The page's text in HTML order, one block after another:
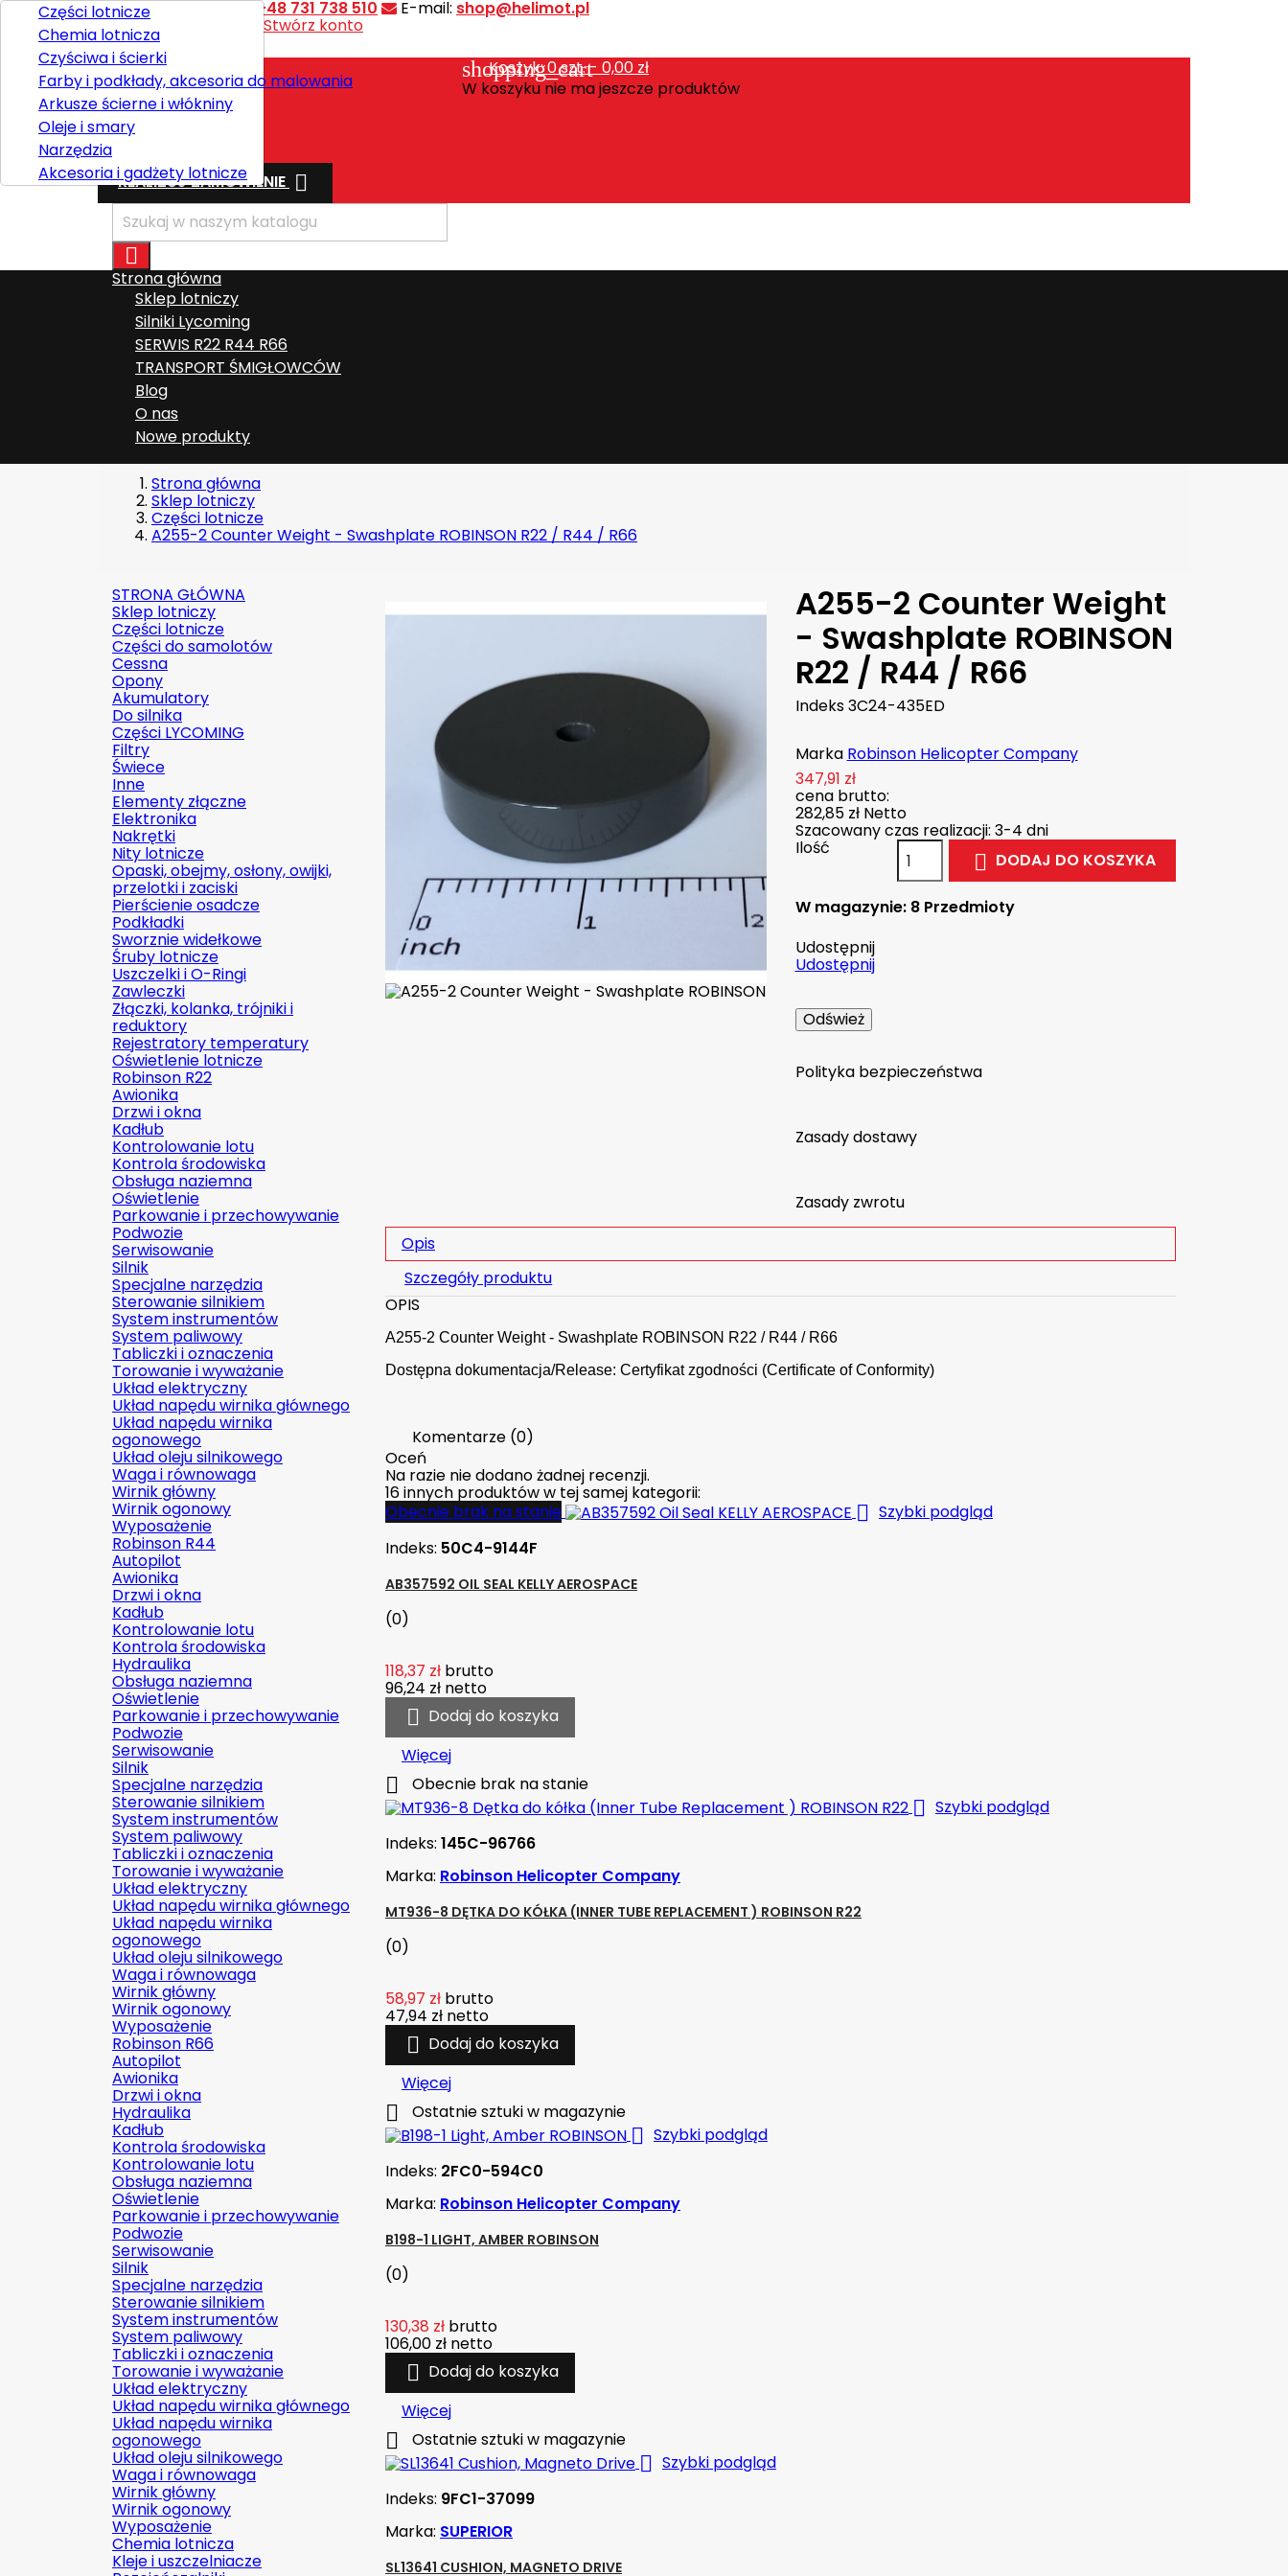
Kontakt Telefon:+48 731 738 510 E-mail: shop@helimot.pl
Witaj,
Stwórz konto
Polski
shopping_cart
Koszyk:0szt. - 0,00 zł
W koszyku nie ma jeszcze produktów
Wysyłka
Razem
REALIZUJ ZAMÓWIENIE 

Strona główna
Sklep lotniczy
Części lotnicze
Chemia lotnicza
Czyściwa i ścierki
Farby i podkłady, akcesoria do malowania
Arkusze ścierne i włókniny
Oleje i smary
Narzędzia
Akcesoria i gadżety lotnicze
Silniki Lycoming
SERWIS R22 R44 R66
TRANSPORT ŚMIGŁOWCÓW
Blog
O nas
Nowe produkty
Strona główna
Sklep lotniczy
Części lotnicze
A255-2 Counter Weight - Swashplate ROBINSON R22 / R44 / R66
STRONA GŁÓWNA
Sklep lotniczy
Części lotnicze
Części do samolotów
Cessna
Opony
Akumulatory
Do silnika
Części LYCOMING
Filtry
Świece
Inne
Elementy złączne
Elektronika
Nakrętki
Nity lotnicze
Opaski, obejmy, osłony, owijki,
przelotki i zaciski
Pierścienie osadcze
Podkładki
Sworznie widełkowe
Śruby lotnicze
Uszczelki i O-Ringi
Zawleczki
Złączki, kolanka, trójniki i
reduktory
Rejestratory temperatury
Oświetlenie lotnicze
Robinson R22
Awionika
Drzwi i okna
Kadłub
Kontrolowanie lotu
Kontrola środowiska
Obsługa naziemna
Oświetlenie
Parkowanie i przechowywanie
Podwozie
Serwisowanie
Silnik
Specjalne narzędzia
Sterowanie silnikiem
System instrumentów
System paliwowy
Tabliczki i oznaczenia
Torowanie i wyważanie
Układ elektryczny
Układ napędu wirnika głównego
Układ napędu wirnika
ogonowego
Układ oleju silnikowego
Waga i równowaga
Wirnik główny
Wirnik ogonowy
Wyposażenie
Robinson R44
Autopilot
Awionika
Drzwi i okna
Kadłub
Kontrolowanie lotu
Kontrola środowiska
Hydraulika
Obsługa naziemna
Oświetlenie
Parkowanie i przechowywanie
Podwozie
Serwisowanie
Silnik
Specjalne narzędzia
Sterowanie silnikiem
System instrumentów
System paliwowy
Tabliczki i oznaczenia
Torowanie i wyważanie
Układ elektryczny
Układ napędu wirnika głównego
Układ napędu wirnika
ogonowego
Układ oleju silnikowego
Waga i równowaga
Wirnik główny
Wirnik ogonowy
Wyposażenie
Robinson R66
Autopilot
Awionika
Drzwi i okna
Hydraulika
Kadłub
Kontrola środowiska
Kontrolowanie lotu
Obsługa naziemna
Oświetlenie
Parkowanie i przechowywanie
Podwozie
Serwisowanie
Silnik
Specjalne narzędzia
Sterowanie silnikiem
System instrumentów
System paliwowy
Tabliczki i oznaczenia
Torowanie i wyważanie
Układ elektryczny
Układ napędu wirnika głównego
Układ napędu wirnika
ogonowego
Układ oleju silnikowego
Waga i równowaga
Wirnik główny
Wirnik ogonowy
Wyposażenie
Chemia lotnicza
Kleje i uszczelniacze
A255-2 Counter Weight
- Swashplate ROBINSON
R22 / R44 / R66
Indeks3C24-435ED
Marka Robinson Helicopter Company
347,91 zł
cena brutto:
282,85 zł Netto
Szacowany czas realizacji: 3-4 dni
Ilość
 DODAJ DO KOSZYKA
W magazynie: 8 Przedmioty
Udostępnij
Udostępnij
Polityka bezpieczeństwa
Zasady dostawy
Zasady zwrotu
Opis
Szczegóły produktu
OPIS
A255-2 Counter Weight - Swashplate ROBINSON R22 / R44 / R66
Dostępna dokumentacja/Release: Certyfikat zgodności (Certificate of Conformity)
Komentarze (0)
Oceń
Na razie nie dodano żadnej recenzji.
16 innych produktów w tej samej kategorii:
Obecnie brak na stanie
 Szybki podgląd
Indeks: 50C4-9144F
AB357592 OIL SEAL KELLY AEROSPACE
(0)
118,37 zł brutto
96,24 zł netto
 Dodaj do koszyka
Więcej
 Obecnie brak na stanie
 Szybki podgląd
Indeks: 145C-96766
Marka: Robinson Helicopter Company
MT936-8 DĘTKA DO KÓŁKA (INNER TUBE REPLACEMENT ) ROBINSON R22
(0)
58,97 zł brutto
47,94 zł netto
 Dodaj do koszyka
Więcej
 Ostatnie sztuki w magazynie
 Szybki podgląd
Indeks: 2FC0-594C0
Marka: Robinson Helicopter Company
B198-1 LIGHT, AMBER ROBINSON
(0)
130,38 zł brutto
106,00 zł netto
 Dodaj do koszyka
Więcej
 Ostatnie sztuki w magazynie
 Szybki podgląd
Indeks: 9FC1-37099
Marka: SUPERIOR
SL13641 CUSHION, MAGNETO DRIVE